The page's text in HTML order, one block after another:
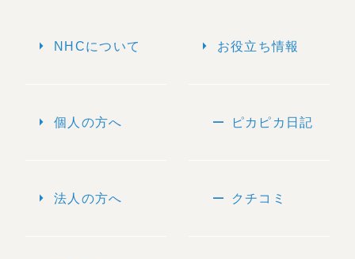
arrow_right NHCについて
arrow_right 個人の方へ
arrow_right 法人の方へ
arrow_right お役立ち情報
remove ピカピカ日記
remove クチコミ